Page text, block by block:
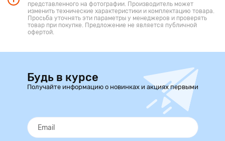
представленного на фотографии. Производитель может
изменить технические характеристики и комплектацию товара.
Просьба уточнять эти параметры у менеджеров и проверять
товар при покупке. Предложение не является публичной
офертой.
Будь в курсе
Получайте информацию о новинках и акциях первыми